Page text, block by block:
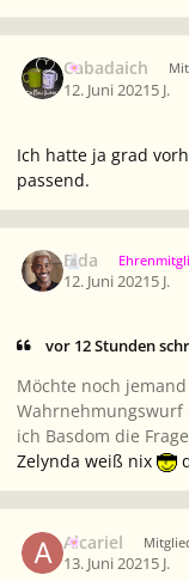
Cabadaich
12. Juni 20215 J.
Ich hatte ja grad
passend.
Elda
12. Juni 20215 J.
vor 12 Stunden
Möchte noch
Wahrnehmungswurf
ich Basdom die
Zelynda weiß nix
Alcariel
13. Juni 20215 J.